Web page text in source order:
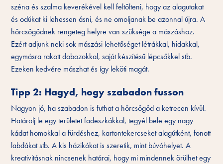
széna és szalma keverékével kell feltölteni, hogy az alagutakat
és odúkat ki lehessen ásni, és ne omoljanak be azonnal újra. A
hörcsögödnek rengeteg helyre van szüksége a mászáshoz.
Ezért adjunk neki sok mászási lehetőséget létrákkal, hidakkal,
egymásra rakott dobozokkal, saját készítésű lépcsőkkel stb.
Ezeken kedvére mászhat és így leköti magát.
Tipp 2: Hagyd, hogy szabadon fusson
Nagyon jó, ha szabadon is futhat a hörcsögöd a ketrecen kívül.
Határolj le egy területet fadeszkákkal, tegyél bele egy nagy
kádat homokkal a fürdéshez, kartontekercseket alagútként, fonott
labdákat stb. A kis házikókat is szeretik, mint búvóhelyet. A
kreativitásnak nincsenek határai, hogy mi mindennek örülhet egy